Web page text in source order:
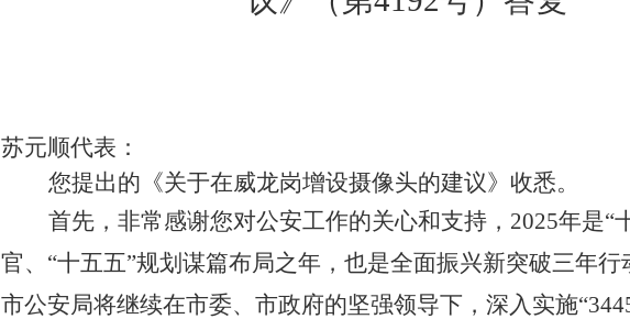
苏元顺代表：
您提出的《关于在威龙岗增设摄像头的建议》收悉。
首先，非常感谢您对公安工作的关心和支持， 2025年是“
官、“十五五”规划谋篇布局之年，也是全面振兴新突破三年
市公安局将继续在市委、市政府的坚强领导下，深入实施